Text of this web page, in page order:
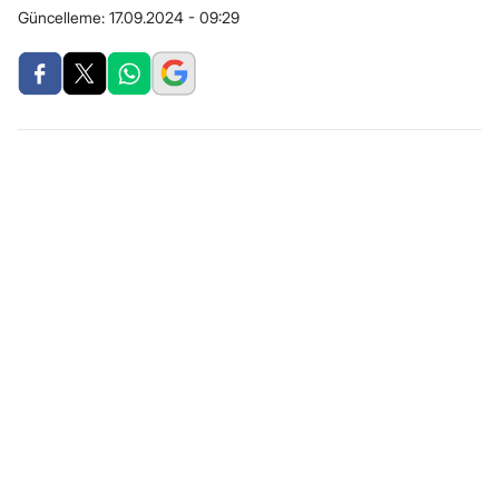
Güncelleme: 17.09.2024 - 09:29